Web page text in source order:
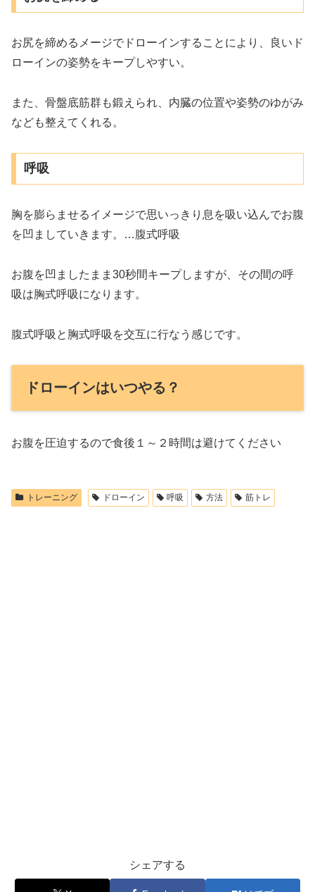
お尻を締めるメージでドローインすることにより、良いド
ローインの姿勢をキープしやすい。
また、骨盤底筋群も鍛えられ、内臓の位置や姿勢のゆがみ
なども整えてくれる。
呼吸
胸を膨らませるイメージで思いっきり息を吸い込んでお腹
を凹ましていきます。…腹式呼吸
お腹を凹ましたまま30秒間キープしますが、その間の呼
吸は胸式呼吸になります。
腹式呼吸と胸式呼吸を交互に行なう感じです。
ドローインはいつやる？
お腹を圧迫するので食後１～２時間は避けてください
トレーニング ドローイン 呼吸 方法 筋トレ
シェアする